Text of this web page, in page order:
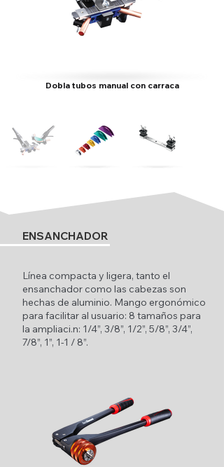
Dobla tubos manual con carraca
ENSANCHADOR
Línea compacta y ligera, tanto el
ensanchador como las cabezas son
hechas de aluminio. Mango ergonómico
para facilitar al usuario: 8 tamaños para
la ampliaci.n: 1/4”, 3/8”, 1/2”, 5/8”, 3/4”,
7/8”, 1”, 1-1 / 8”.